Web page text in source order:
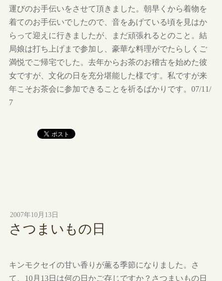
運びのお手伝いをさせて頂きました。朝早くから着物を
着てのお手伝いでしたので、音をあげている頃を見はか
らって迎えに行きましたが、まだ頑張れるとのこと。結
局娘は打ち上げまで参加し、豪華な料理がでたらしくご
満悦でご帰宅でした。去年からお茶のお稽古を始めた彼
女ですが、文化の日を充分堪能した様です。私ですが来
年こそお茶会に参加できることを祈るばかりです。07/11/
7
2007年10月13日
さつまいもの日
キンモクセイの甘い香りが薫る季節になりました。さ
て、10月13日は何の日かご存じですか？さつまいもの日